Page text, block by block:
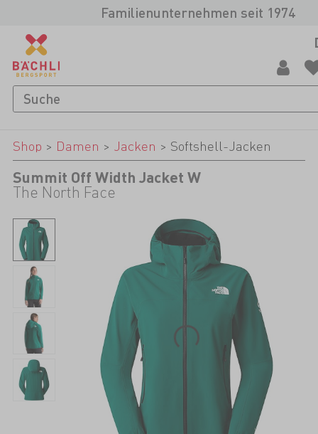
Familienunternehmen seit 1974
Shop > Damen > Jacken > Softshell-Jacken
Summit Off Width Jacket W
The North Face